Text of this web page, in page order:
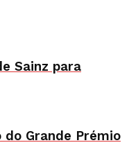
Sainz para
Grande Prémio